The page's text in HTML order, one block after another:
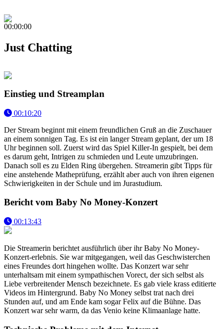
00:00:00
Just Chatting
Einstieg und Streamplan
00:10:20
Der Stream beginnt mit einem freundlichen Gruß an die Zuschauer
an einem sonnigen Tag. Es ist ein langer Stream geplant, der um 18
Uhr beginnen soll. Zuerst wird das Spiel Killer-In gespielt, bei dem
es darum geht, Intrigen zu schmieden und Leute umzubringen.
Danach soll es zu Elden Ring übergehen. Streamerin gibt Tipps für
eine anstehende Matheprüfung, erzählt aber auch von ihren eigenen
Schwierigkeiten in der Schule und im Jurastudium.
Bericht vom Baby No Money-Konzert
00:13:43
Die Streamerin berichtet ausführlich über ihr Baby No Money-
Konzert-erlebnis. Sie war mitgegangen, weil das Geschwisterchen
eines Freundes dort hingehen wollte. Das Konzert war sehr
unterhaltsam mit einem sympathischen Vorect, der sich selbst als
Liebe verbreitender Mensch bezeichnete. Es gab viele krass editierte
Videos im Hintergrund. Baby No Money selbst trat nach drei
Stunden auf, und am Ende kam sogar Felix auf die Bühne. Das
Konzert war sehr warm, da das Venio keine Klimaanlage hatte.